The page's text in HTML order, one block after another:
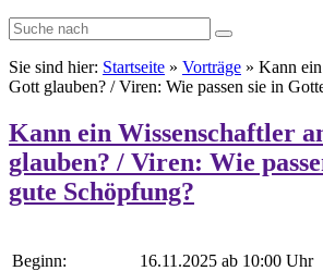
Sie sind hier: Startseite » Vorträge » Kann
Gott glauben? / Viren: Wie passen sie in
Kann ein Wissenschaftler
glauben? / Viren: Wie
gute Schöpfung?
Beginn:
16.11.2025 ab 10:00 Uhr